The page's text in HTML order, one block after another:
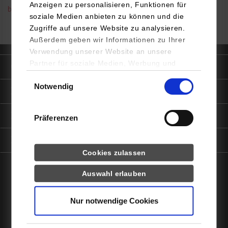
Anzeigen zu personalisieren, Funktionen für
soziale Medien anbieten zu können und die
Zugriffe auf unsere Website zu analysieren.
Außerdem geben wir Informationen zu Ihrer
Verwendung unserer Website an unsere
Partner für soziale Medien, Werbung und
YouTube, Google Maps) führen diese
Daten zusammen, die Sie ihnen bereitgestellt
haben oder die sie im Rahmen Ihrer Nutzung
Notwendig
Präferenzen
Drittanbieter-Cookies (u.a.
Cookies zulassen
Auswahl erlauben
Nur notwendige Cookies
brigitte.weissenbacher@dhbw-stuttgart.de
Informationen für
Portale
facebookinstagramlinkedinyoutube
Impressum Datenschutz Barrierefreiheit